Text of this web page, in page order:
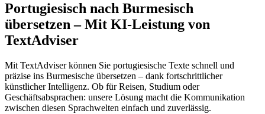
Portugiesisch nach Burmesisch
übersetzen – Mit KI-Leistung von
TextAdviser
Mit TextAdviser können Sie portugiesische Texte schnell und
präzise ins Burmesische übersetzen – dank fortschrittlicher
künstlicher Intelligenz. Ob für Reisen, Studium oder
Geschäftsabsprachen: unsere Lösung macht die Kommunikation
zwischen diesen Sprachwelten einfach und zuverlässig.